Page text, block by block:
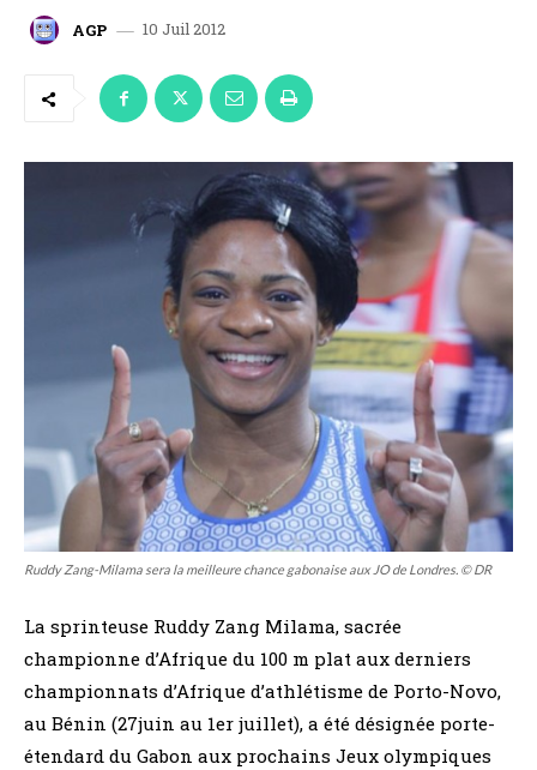
AGP 10 Juil 2012
Ruddy Zang-Milama sera la meilleure chance gabonaise aux JO de Londres. © DR
La sprinteuse Ruddy Zang Milama, sacrée
championne d’Afrique du 100 m plat aux derniers
championnats d’Afrique d’athlétisme de Porto-Novo,
au Bénin (27juin au 1er juillet), a été désignée porte-
étendard du Gabon aux prochains Jeux olympiques